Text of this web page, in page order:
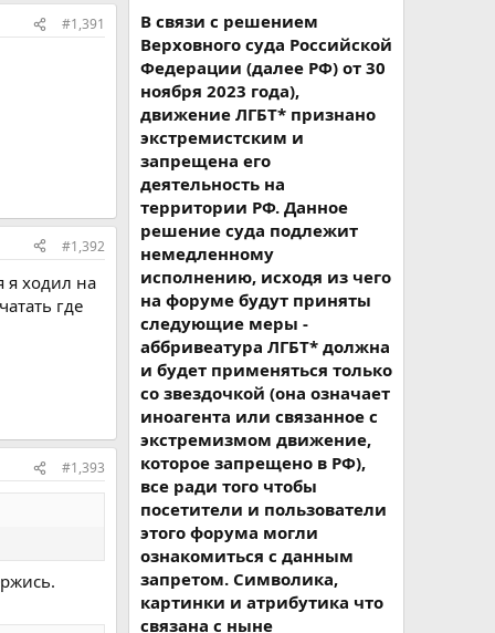
#1,391
#1,392
я ходил на
где
#1,393
В связи с решением
Верховного суда Российской
Федерации (далее РФ) от 30
ноября 2023 года),
движение ЛГБТ* признано
экстремистским и
запрещена его
деятельность на
территории РФ. Данное
решение суда подлежит
немедленному
исполнению, исходя из чего
на форуме будут приняты
следующие меры -
аббривеатура ЛГБТ* должна
и будет применяться только
со звездочкой (она означает
иноагента или связанное с
экстремизмом движение,
которое запрещено в РФ),
все ради того чтобы
посетители и пользователи
этого форума могли
ознакомиться с данным
запретом. Символика,
картинки и атрибутика что
связана с ныне